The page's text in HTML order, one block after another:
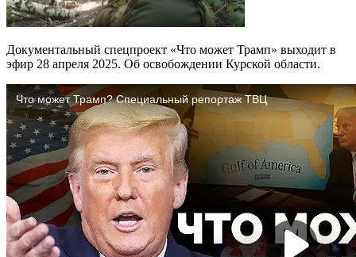
Документальный спецпроект «Что может Трамп» выходит в
эфир 28 апреля 2025. Об освобождении Курской области.